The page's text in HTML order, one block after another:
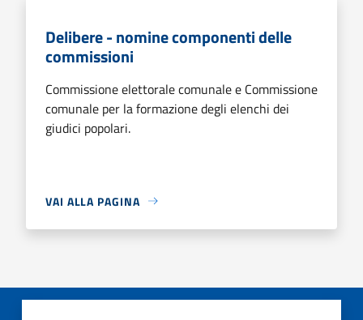
Delibere - nomine componenti delle
commissioni
Commissione elettorale comunale e Commissione
comunale per la formazione degli elenchi dei
giudici popolari.
VAI ALLA PAGINA